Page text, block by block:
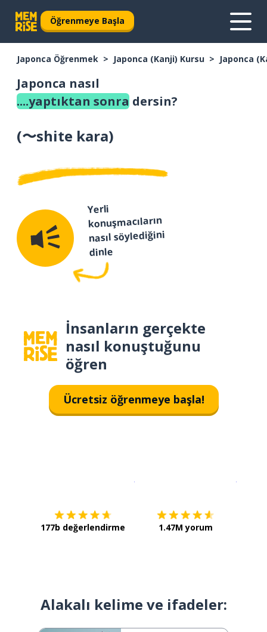
Öğrenmeye Başla
Japonca Öğrenmek Japonca (Kanji) Kursu Japonca
Japonca nasıl
....yaptıktan sonra dersin?
(〜shite kara)
Yerli
konuşmacıların
nasıl söylediğini
dinle
İnsanların gerçekte
nasıl konuştuğunu
öğren
Ücretsiz öğrenmeye başla!
177b değerlendirme 1.47M yorum
Alakalı kelime ve ifadeler: